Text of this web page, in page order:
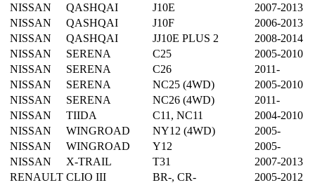
NISSAN
QASHQAI J10E
2007-2013
NISSAN
QASHQAI J10F
2006-2013
NISSAN
QASHQAI JJ10E PLUS 2
2008-2014
NISSAN
SERENA C25
2005-2010
NISSAN
SERENA C26
2011-
NISSAN
SERENA NC25 (4WD)
2005-2010
NISSAN
SERENA NC26 (4WD)
2011-
NISSAN
TIIDA C11, NC11
2004-2010
NISSAN
WINGROAD NY12 (4WD)
2005-
NISSAN
WINGROAD Y12
2005-
NISSAN
X-TRAIL T31
2007-2013
RENAULT CLIO III BR-, CR-
2005-2012